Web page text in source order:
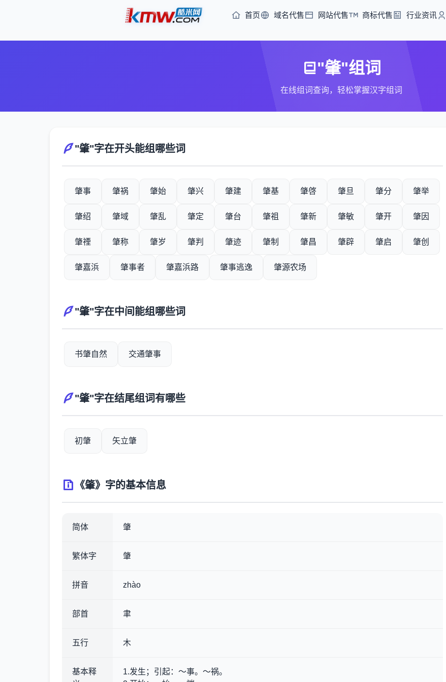
首页 域名代售 网站代售 商标代售 行业资讯
"肇"组词
在线组词查询，轻松掌握汉字组词
"肇"字在开头能组哪些词
肇事 肇祸 肇始 肇兴 肇建 肇基 肇啓 肇旦 肇分 肇举
肇绍 肇域 肇乱 肇定 肇台 肇祖 肇新 肇敏 肇开 肇因
肇禋 肇称 肇岁 肇判 肇迹 肇制 肇昌 肇辟 肇启 肇创
肇嘉浜 肇事者 肇嘉浜路 肇事逃逸 肇源农场
"肇"字在中间能组哪些词
书肇自然 交通肇事
"肇"字在结尾组词有哪些
初肇 矢立肇
《肇》字的基本信息
简体 肇
繁体字 肇
拼音 zhào
部首 聿
五行 木
基本释
1.发生；引起：～事。～祸。